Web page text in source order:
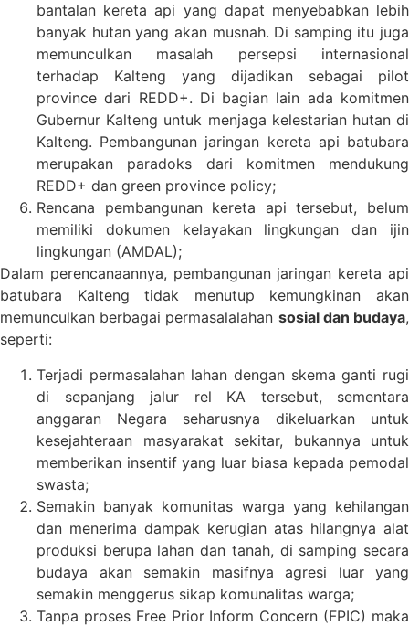
bantalan kereta api yang dapat menyebabkan lebih
banyak hutan yang akan musnah. Di samping itu juga
memunculkan masalah persepsi internasional
terhadap Kalteng yang dijadikan sebagai pilot
province dari REDD+. Di bagian lain ada komitmen
Gubernur Kalteng untuk menjaga kelestarian hutan di
Kalteng. Pembangunan jaringan kereta api batubara
merupakan paradoks dari komitmen mendukung
REDD+ dan green province policy;
Rencana pembangunan kereta api tersebut, belum
memiliki dokumen kelayakan lingkungan dan ijin
lingkungan (AMDAL);
Dalam perencanaannya, pembangunan jaringan kereta api
batubara Kalteng tidak menutup kemungkinan akan
memunculkan berbagai permasalalahan sosial dan budaya,
seperti:
Terjadi permasalahan lahan dengan skema ganti rugi
di sepanjang jalur rel KA tersebut, sementara
anggaran Negara seharusnya dikeluarkan untuk
kesejahteraan masyarakat sekitar, bukannya untuk
memberikan insentif yang luar biasa kepada pemodal
swasta;
Semakin banyak komunitas warga yang kehilangan
dan menerima dampak kerugian atas hilangnya alat
produksi berupa lahan dan tanah, di samping secara
budaya akan semakin masifnya agresi luar yang
semakin menggerus sikap komunalitas warga;
Tanpa proses Free Prior Inform Concern (FPIC) maka